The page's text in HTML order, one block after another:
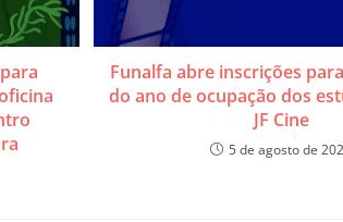
Funalfa abre inscrições
do ano de ocupação dos
JF Cine
5 de agosto de